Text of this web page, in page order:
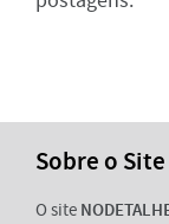
Sobre o Site
O site